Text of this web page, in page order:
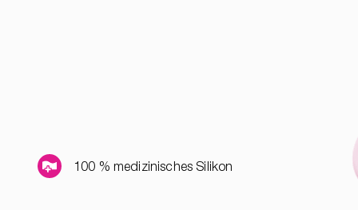
100 % medizinisches Silikon